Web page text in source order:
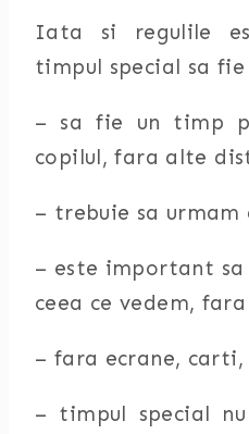
Iata si regulile
timpul special sa
– sa fie un timp
copilul, fara alte
– trebuie sa
– este important sa
ceea ce vedem,
– fara ecrane,
– timpul special